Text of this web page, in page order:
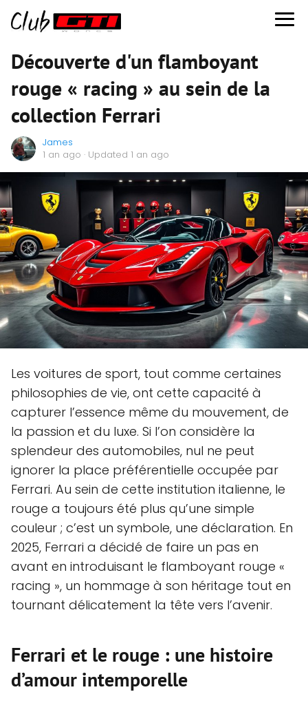
Découverte d'un flamboyant
rouge « racing » au sein de la
collection Ferrari
James
1 an ago · Updated 1 an ago
Les voitures de sport, tout comme certaines
philosophies de vie, ont cette capacité à
capturer l’essence même du mouvement, de
la passion et du luxe. Si l’on considère la
splendeur des automobiles, nul ne peut
ignorer la place préférentielle occupée par
Ferrari. Au sein de cette institution italienne, le
rouge a toujours été plus qu’une simple
couleur ; c’est un symbole, une déclaration. En
2025, Ferrari a décidé de faire un pas en
avant en introduisant le flamboyant rouge «
racing », un hommage à son héritage tout en
tournant délicatement la tête vers l’avenir.
Ferrari et le rouge : une histoire
d’amour intemporelle